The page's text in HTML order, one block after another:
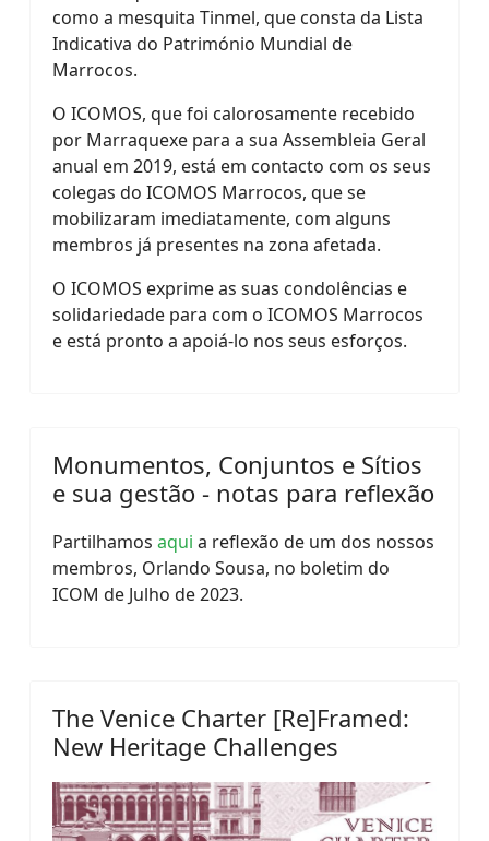
como a mesquita Tinmel, que consta da Lista
Indicativa do Património Mundial de
Marrocos.
O ICOMOS, que foi calorosamente recebido
por Marraquexe para a sua Assembleia Geral
anual em 2019, está em contacto com os seus
colegas do ICOMOS Marrocos, que se
mobilizaram imediatamente, com alguns
membros já presentes na zona afetada.
O ICOMOS exprime as suas condolências e
solidariedade para com o ICOMOS Marrocos
e está pronto a apoiá-lo nos seus esforços.
Monumentos, Conjuntos e Sítios
e sua gestão - notas para reflexão
Partilhamos aqui a reflexão de um dos nossos
membros, Orlando Sousa, no boletim do
ICOM de Julho de 2023.
The Venice Charter [Re]Framed:
New Heritage Challenges